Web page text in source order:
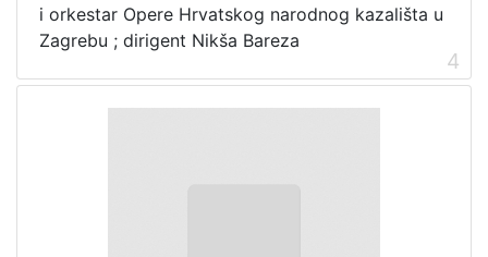
i orkestar Opere Hrvatskog narodnog kazališta u
Zagrebu ; dirigent Nikša Bareza
4